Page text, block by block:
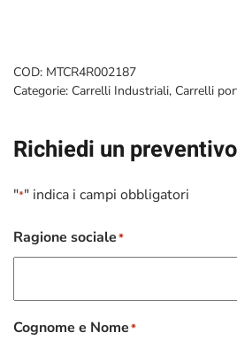
COD: MTCR4R002187
Categorie: Carrelli Industriali, Carrelli
Richiedi un preventivo
"*" indica i campi obbligatori
Ragione sociale*
Cognome e Nome*